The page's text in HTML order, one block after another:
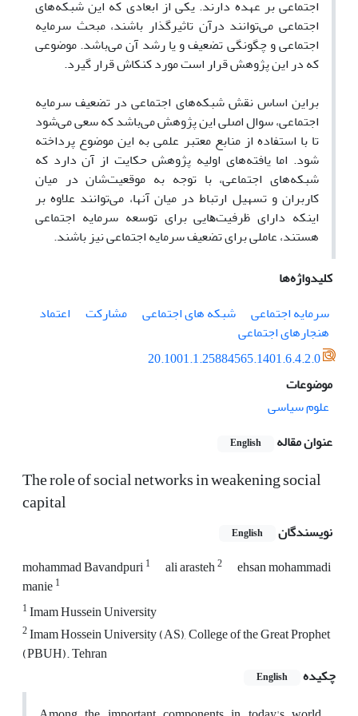
اجتماعی بر عهده دارند. یکی از ابعادی که این شبکه‌های
اجتماعی می‌توانند درآن تاثیرگذار باشند، مبحث سرمایه
اجتماعی و چگونگی تضعیف و یا رشد آن می‌باشد. موضوعی
که در این پژوهش قرار است مورد کنکاش قرار گیرد.
براین اساس نقش شبکه‌های اجتماعی در تضعیف سرمایه
اجتماعی، سوال اصلی این پژوهش می‌باشد که سعی می‌شود
تا با استفاده از منابع معتبر علمی به این موضوع پرداخته
شود. اما یافته‌های اولیه پژوهش حکایت از آن دارد که
شبکه‌های اجتماعی، با توجه به موقعیت‌شان در میان
کاربران و تسهیل ارتباط در میان آنها، می‌توانند ﻋﻼوه ﺑﺮ
اﯾﻨﮑﻪ دارای ﻇﺮﻓﯿﺖ‌ﻫﺎﯾﯽ ﺑﺮای ﺗﻮﺳﻌﻪ سرمایه اجتماعی
هستند، عاملی برای ﺗﻀﻌﯿﻒ سرمایه اجتماعی نیز باشند.
کلیدواژه‌ها
سرمایه اجتماعی
شبکه های اجتماعی مشارکت
اعتماد
هنجارهای اجتماعی
20.1001.1.25884565.1401.6.4.2.0
موضوعات
علوم سیاسی
عنوان مقاله
English
The role of social networks in weakening social
capital
نویسندگان English
mohammad Bavandpuri1 ali arasteh2
ehsan mohammadi
manie1
1Imam Hussein University
2Imam Hossein University (AS), College of the Great Prophet
(PBUH). Tehran
چکیده
English